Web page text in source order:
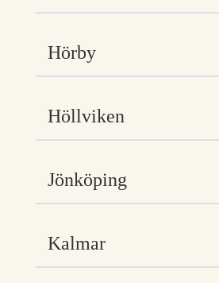
Hörby
Höllviken
Jönköping
Kalmar